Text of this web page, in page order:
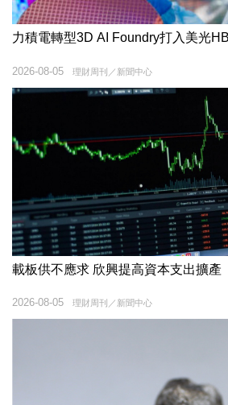
力積電轉型3D AI Foundry打入美光
理財周刊／新聞中心
2026-08-05
載板供不應求 欣興提高資本支出擴產
理財周刊／新聞中心
2026-08-05